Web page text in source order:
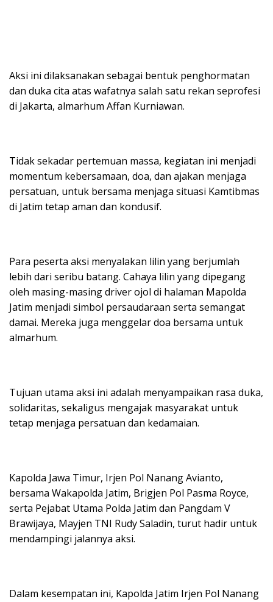
Aksi ini dilaksanakan sebagai bentuk penghormatan
dan duka cita atas wafatnya salah satu rekan seprofesi
di Jakarta, almarhum Affan Kurniawan.
Tidak sekadar pertemuan massa, kegiatan ini menjadi
momentum kebersamaan, doa, dan ajakan menjaga
persatuan, untuk bersama menjaga situasi Kamtibmas
di Jatim tetap aman dan kondusif.
Para peserta aksi menyalakan lilin yang berjumlah
lebih dari seribu batang. Cahaya lilin yang dipegang
oleh masing-masing driver ojol di halaman Mapolda
Jatim menjadi simbol persaudaraan serta semangat
damai. Mereka juga menggelar doa bersama untuk
almarhum.
Tujuan utama aksi ini adalah menyampaikan rasa duka,
solidaritas, sekaligus mengajak masyarakat untuk
tetap menjaga persatuan dan kedamaian.
Kapolda Jawa Timur, Irjen Pol Nanang Avianto,
bersama Wakapolda Jatim, Brigjen Pol Pasma Royce,
serta Pejabat Utama Polda Jatim dan Pangdam V
Brawijaya, Mayjen TNI Rudy Saladin, turut hadir untuk
mendampingi jalannya aksi.
Dalam kesempatan ini, Kapolda Jatim Irjen Pol Nanang